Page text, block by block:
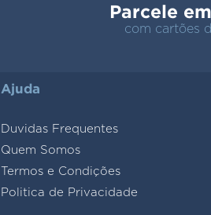
Parcele
com cartões
Ajuda
Duvidas Frequentes
Quem Somos
Termos e Condições
Politica de Privacidade